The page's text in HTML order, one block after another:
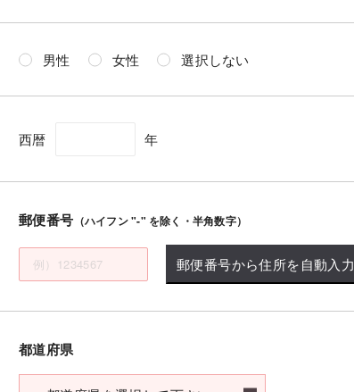
男性 女性 選択しない
西暦 年
郵便番号 （ハイフン "-" を除く・半角数字）
郵便番号から住所を自動入力
都道府県